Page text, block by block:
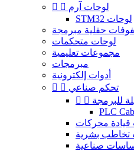
  لوحات آرم
STM32 لوحات
حقلية مبرمجة
لوحات متحكمات
مجموعات تعليمية
مبرمجات
أدوات إلكترونية
  تحكم صناعي
  للبرمجة
PLC
محركات
تخاطب بشرية
صناعية